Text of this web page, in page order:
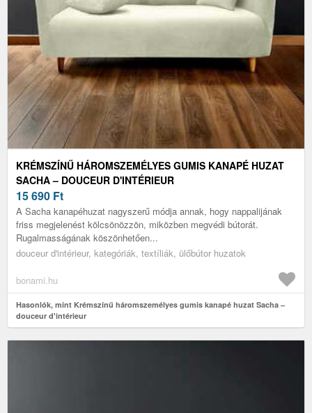
KRÉMSZÍNŰ HÁROMSZEMÉLYES GUMIS KANAPÉ HUZAT
SACHA – DOUCEUR D'INTÉRIEUR
15 690 Ft
A Sacha kanapéhuzat nagyszerű módja annak, hogy nappalijának
friss megjelenést kölcsönözzön, miközben megvédi bútorát.
Rugalmasságának köszönhetően...
douceur d'intérieur, kategóriák, textíliák, ülőbútor huzatok
bonami.hu
Hasonlók, mint Krémszínű háromszemélyes gumis kanapé huzat Sacha –
douceur d'intérieur